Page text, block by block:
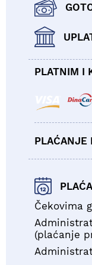
PLATNIM I
PLAĆANJE
Čekovima
(plaćanje